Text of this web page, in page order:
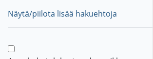
Näytä/piilota lisää hakuehtoja